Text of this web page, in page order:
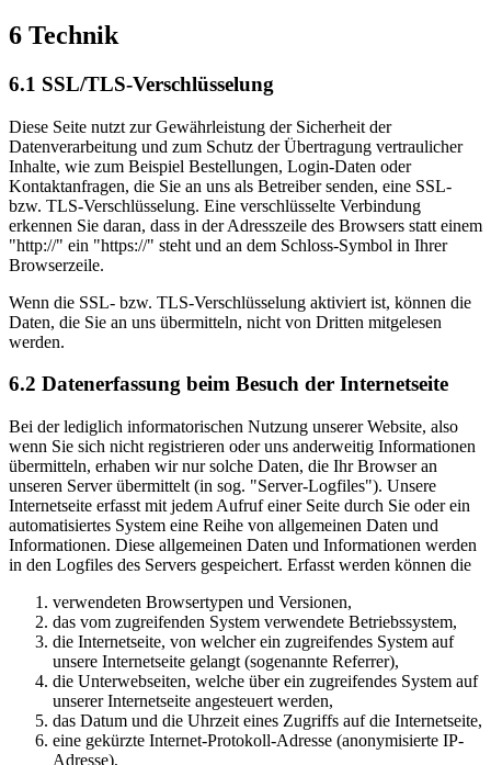
6 Technik
6.1 SSL/TLS-Verschlüsselung
Diese Seite nutzt zur Gewährleistung der Sicherheit der
Datenverarbeitung und zum Schutz der Übertragung vertraulicher
Inhalte, wie zum Beispiel Bestellungen, Login-Daten oder
Kontaktanfragen, die Sie an uns als Betreiber senden, eine SSL-
bzw. TLS-Verschlüsselung. Eine verschlüsselte Verbindung
erkennen Sie daran, dass in der Adresszeile des Browsers statt einem
"http://" ein "https://" steht und an dem Schloss-Symbol in Ihrer
Browserzeile.
Wenn die SSL- bzw. TLS-Verschlüsselung aktiviert ist, können die
Daten, die Sie an uns übermitteln, nicht von Dritten mitgelesen
werden.
6.2 Datenerfassung beim Besuch der Internetseite
Bei der lediglich informatorischen Nutzung unserer Website, also
wenn Sie sich nicht registrieren oder uns anderweitig Informationen
übermitteln, erhaben wir nur solche Daten, die Ihr Browser an
unseren Server übermittelt (in sog. "Server-Logfiles"). Unsere
Internetseite erfasst mit jedem Aufruf einer Seite durch Sie oder ein
automatisiertes System eine Reihe von allgemeinen Daten und
Informationen. Diese allgemeinen Daten und Informationen werden
in den Logfiles des Servers gespeichert. Erfasst werden können die
verwendeten Browsertypen und Versionen,
das vom zugreifenden System verwendete Betriebssystem,
die Internetseite, von welcher ein zugreifendes System auf
unsere Internetseite gelangt (sogenannte Referrer),
die Unterwebseiten, welche über ein zugreifendes System auf
unserer Internetseite angesteuert werden,
das Datum und die Uhrzeit eines Zugriffs auf die Internetseite,
eine gekürzte Internet-Protokoll-Adresse (anonymisierte IP-
Adresse),